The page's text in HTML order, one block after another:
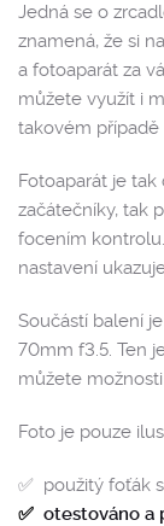
Jedná se o
znamená, že si
a fotoaparát za
můžete využít i
takovém
Fotoaparát je
začátečníky, tak
focením
nastavení
Součástí balení
70mm f3.5. Ten
můžete
Foto je pouze
✅ použitý foťák
✅ otestováno a